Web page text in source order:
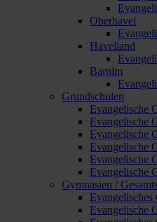
Oberhavel
Havelland
Barnim
Grundschulen
Evangelische
Evangelische
Evangelische
Evangelische
Evangelische
Evangelische
Gymnasien /
Evangelische